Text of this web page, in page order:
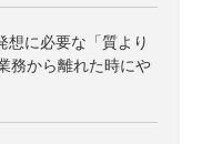
想に必要な「質より
務から離れた時にや